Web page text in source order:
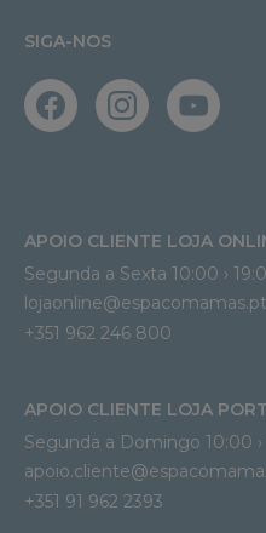
SIGA-NOS
APOIO CLIENTE LOJA
Segunda a Sexta 10:00 ›
lojaonline@espacomamas.pt
+351 962 246 800
APOIO CLIENTE LOJA
Segunda a Domingo 10:00 ›
+351 91 962 2393